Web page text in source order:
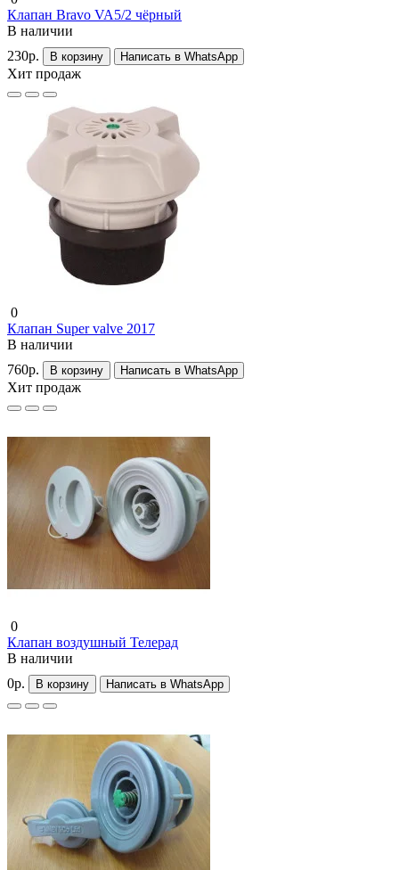
Клапан Bravo VA5/2 чёрный
В наличии
230р.
В корзину Написать в WhatsApp
Хит продаж
0
Клапан Super valve 2017
В наличии
760р.
В корзину Написать в WhatsApp
Хит продаж
0
Клапан воздушный Телерад
В наличии
0р.
В корзину Написать в WhatsApp